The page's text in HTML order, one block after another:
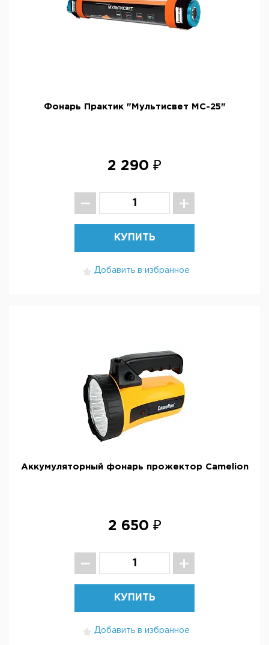
Фонарь Практик "Мультисвет МС-25"
2 290 ₽
КУПИТЬ
Добавить в избранное
Аккумуляторный фонарь прожектор Camelion
2 650 ₽
КУПИТЬ
Добавить в избранное